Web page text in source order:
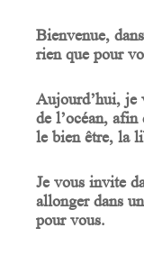
Bienvenue,
rien que pour
Aujourd’hui, je
de l’océan,
le bien être, la
Je vous invite
allonger dans
pour vous.